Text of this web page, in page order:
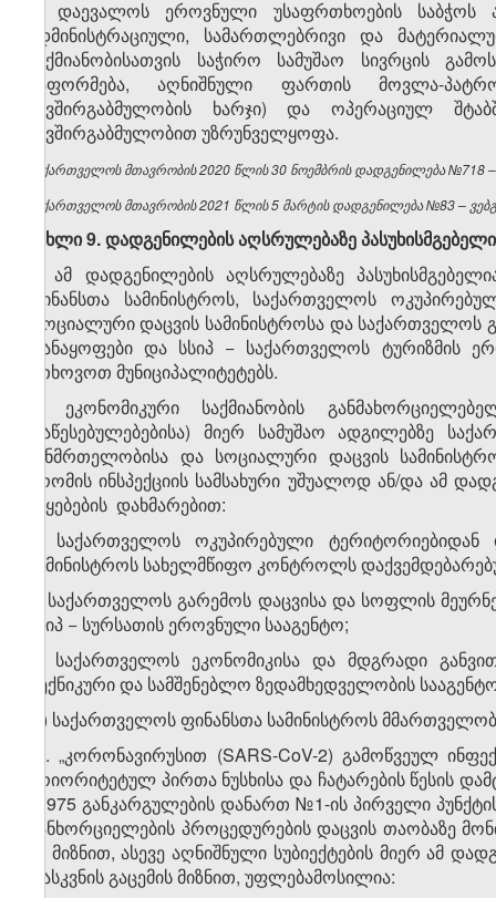
5. დაევალოს ეროვნული უსაფრთხოების საბჭოს
ადმინისტრაციული, სამართლებრივი და
საქმიანობისათვის საჭირო სამუშაო სივრცის
გაფორმება, აღნიშნული ფართის მოვლა-
კავშირგაბმულობის ხარჯი) და ოპერაციულ
კავშირგაბმულობით უზრუნველყოფა.
საქართველოს მთავრობის 2020 წლის 30 ნოემბრის დადგენილება №718
საქართველოს მთავრობის 2021 წლის 5 მარტის დადგენილება №83 –
მუხლი 9. დადგენილების აღსრულებაზე
1. ამ დადგენილების აღსრულებაზე
ფინანსთა სამინისტროს, საქართველოს
სოციალური დაცვის სამინისტროსა და საქართველოს
დანაყოფები და სსიპ − საქართველოს ტურიზმის
ეთხოვოთ მუნიციპალიტეტებს.
2. ეკონომიკური საქმიანობის
დაწესებულებებისა) მიერ სამუშაო ადგილებზე
ჯანმრთელობისა და სოციალური დაცვის
შრომის ინსპექციის სამსახური უშუალოდ ან/და ამ
უწყებების დახმარებით:
ა) საქართველოს ოკუპირებული
სამინისტროს სახელმწიფო კონტროლს
ბ) საქართველოს გარემოს დაცვისა და სოფლის
სსიპ − სურსათის ეროვნული სააგენტო;
გ) საქართველოს ეკონომიკისა და მდგრადი
ტექნიკური და სამშენებლო ზედამხედველობის
დ) საქართველოს ფინანსთა სამინისტროს
. „კორონავირუსით (SARS-CoV-2) გამოწვეულ
პრიორიტეტულ პირთა ნუსხისა და ჩატარების წესის
№975 განკარგულების დანართ №1-ის პირველი
განხორციელების პროცედურების დაცვის თაობაზე
ამ მიზნით, ასევე აღნიშნული სუბიექტების მიერ ამ
დასკვნის გაცემის მიზნით, უფლებამოსილია: